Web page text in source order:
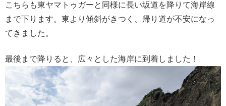
こちらも東ヤマトゥガーと同様に長い坂道を降りて海岸線
まで下ります。東より傾斜がきつく、帰り道が不安になっ
てきました。
最後まで降りると、広々とした海岸に到着しました！